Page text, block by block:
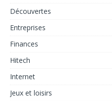
Découvertes
Entreprises
Finances
Hitech
Internet
Jeux et loisirs